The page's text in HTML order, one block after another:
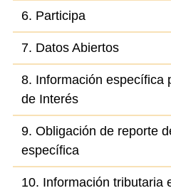
6. Participa
7. Datos Abiertos
8. Información específica
de Interés
9. Obligación de reporte
específica
10. Información tributaria